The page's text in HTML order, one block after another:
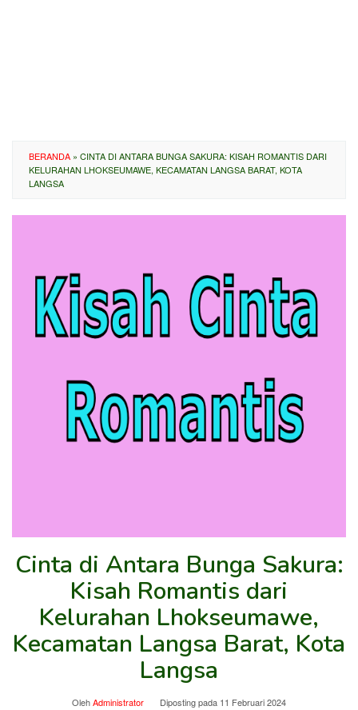
BERANDA » CINTA DI ANTARA BUNGA SAKURA: KISAH ROMANTIS DARI
KELURAHAN LHOKSEUMAWE, KECAMATAN LANGSA BARAT, KOTA
LANGSA
Cinta di Antara Bunga Sakura:
Kisah Romantis dari
Kelurahan Lhokseumawe,
Kecamatan Langsa Barat, Kota
Langsa
OlehAdministrator Diposting pada 11 Februari 2024